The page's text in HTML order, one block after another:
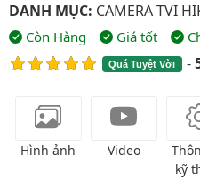
DANH MỤC: CAMERA TVI
Còn Hàng Giá tốt
Quá Tuyệt Vời -
Hình ảnh Video
kỹ